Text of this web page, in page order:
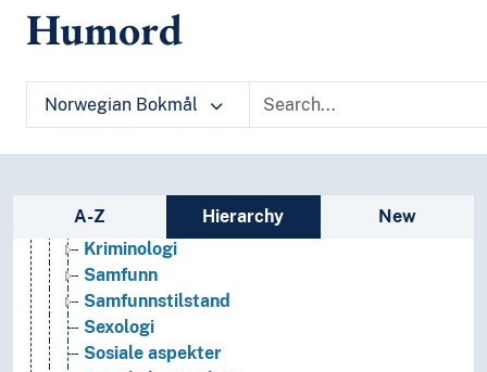
Humord
Norwegian Bokmål
Sidebar listing: list and traverse
A-Z Hierarchy New
Kjønnsforskning
Praxeologi
Sosial organisasjon
(sosiologi etter type)
Arbeidsliv
Kriminologi
Samfunn
Samfunnstilstand
Sexologi
Sosiale aspekter